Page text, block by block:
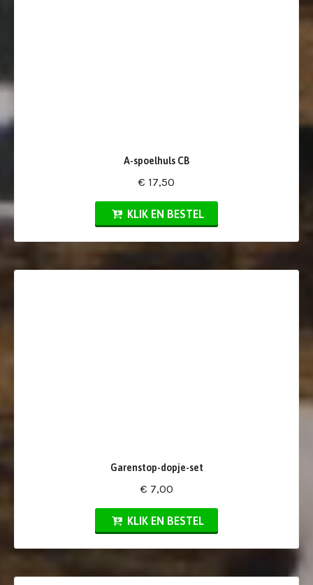
A-spoelhuls CB
€ 17,50
KLIK EN BESTEL
Garenstop-dopje-set
€ 7,00
KLIK EN BESTEL